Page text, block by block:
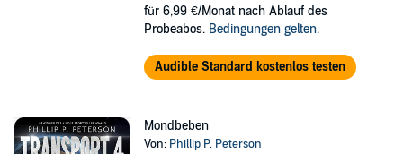
für 6,99 €/Monat nach Ablauf des
Probeabos. Bedingungen gelten.
Audible Standard kostenlos testen
Mondbeben
Von: Phillip P. Peterson